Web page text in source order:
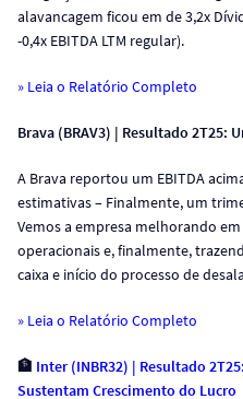
alavancagem ficou em de 3,2x
-0,4x EBITDA LTM regular).
» Leia o Relatório Completo
Brava (BRAV3) | Resultado 2T25:
A Brava reportou um EBITDA
estimativas – Finalmente, um
Vemos a empresa melhorando
operacionais e, finalmente,
caixa e início do processo de
» Leia o Relatório Completo
🏦 Inter (INBR32) | Resultado
Sustentam Crescimento do Lucro